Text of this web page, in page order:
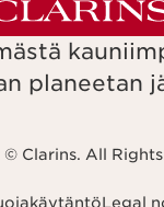
planeetan
Clarins. All
Legal